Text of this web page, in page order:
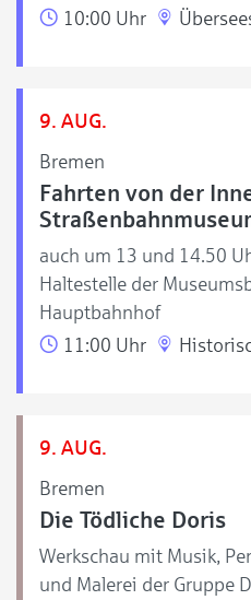
10:00 Uhr
9. AUG.
Bremen
Fahrten von der
auch um 13 und 14.50
Haltestelle der
Hauptbahnhof
11:00 Uhr
9. AUG.
Bremen
Die Tödliche Doris
Werkschau mit Musik,
und Malerei der Gruppe